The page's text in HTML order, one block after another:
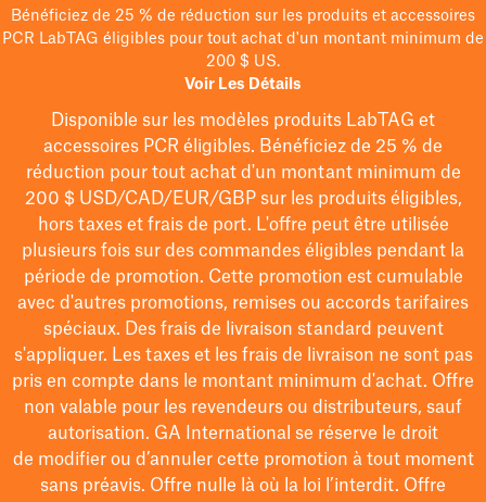
Bénéficiez de 25 % de réduction sur les produits et accessoires
PCR LabTAG éligibles pour tout achat d'un montant minimum de
200 $ US.
Voir Les Détails
Disponible sur les modèles produits LabTAG et
accessoires PCR éligibles. Bénéficiez de 25 % de
réduction pour tout achat d'un montant minimum de
200 $USD/CAD/EUR/GBPsur les produits éligibles,
hors taxes et frais de port. L'offre peut être utilisée
plusieurs fois sur des commandes éligibles pendant la
période de promotion. Cette promotion est cumulable
avec d'autres promotions, remises ou accords tarifaires
spéciaux. Des frais de livraison standard peuvent
s'appliquer. Les taxes et les frais de livraison ne sont pas
pris en compte dans le montant minimum d'achat. Offre
non valable pour les revendeurs ou distributeurs, sauf
autorisation. GA International se réserve le droit
de modifierou d’annuler cette promotion à tout moment
sans préavis. Offre nulle là où la loi l’interdit. Offre